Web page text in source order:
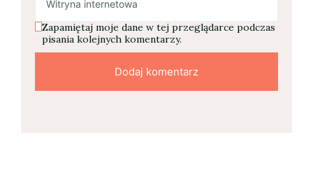
Zapamiętaj moje dane w tej przeglądarce podczas
pisania kolejnych komentarzy.